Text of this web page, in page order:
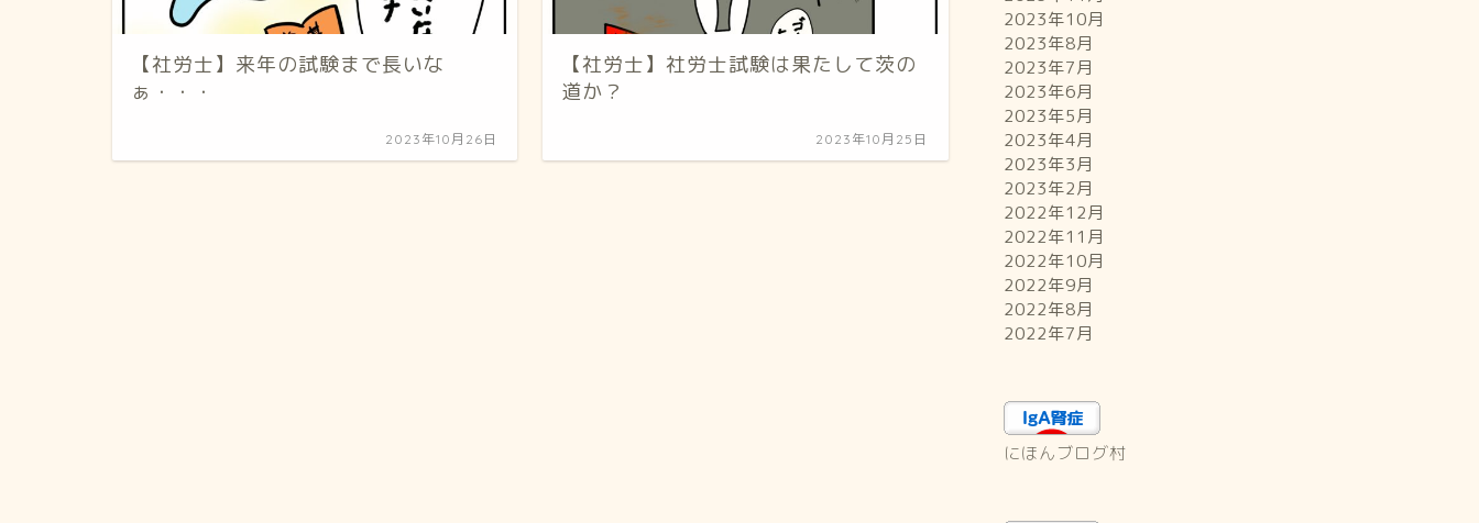
【社労士】来年の試験まで長いな
ぁ・・・
2023年10月26日
【社労士】社労士試験は果たして茨の
道か？
2023年10月25日
2023年10月
2023年8月
2023年7月
2023年6月
2023年5月
2023年4月
2023年3月
2023年2月
2022年12月
2022年11月
2022年10月
2022年9月
2022年8月
2022年7月
にほんブログ村